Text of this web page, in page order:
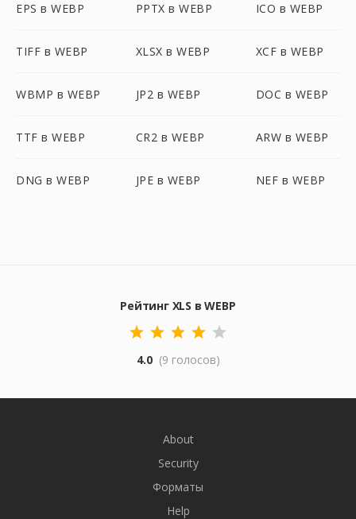
EPS в WEBP PPTX в WEBP ICO в WEBP
TIFF в WEBP XLSX в WEBP XCF в WEBP
WBMP в WEBP JP2 в WEBP DOC в WEBP
TTF в WEBP CR2 в WEBP ARW в WEBP
DNG в WEBP JPE в WEBP NEF в WEBP
Рейтинг XLS в WEBP
4.0 (9 голосов)
About
Security
Форматы
Help